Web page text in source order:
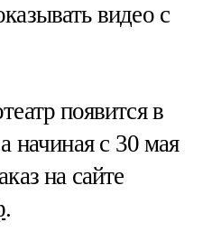
видео с
появится в
начиная с 30 мая
на сайте
.